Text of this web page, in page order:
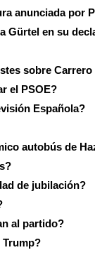
anunciada por
Gürtel en su
sobre
el PSOE?
Española?
autobús de
de jubilación?
al partido?
Trump?